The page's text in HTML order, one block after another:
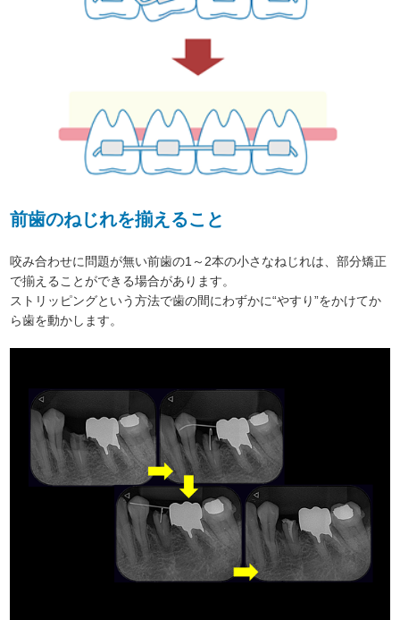
前歯のねじれを揃えること
咬み合わせに問題が無い前歯の1～2本の小さなねじれは、部分矯正
で揃えることができる場合があります。
ストリッピングという方法で歯の間にわずかに“やすり”をかけてか
ら歯を動かします。